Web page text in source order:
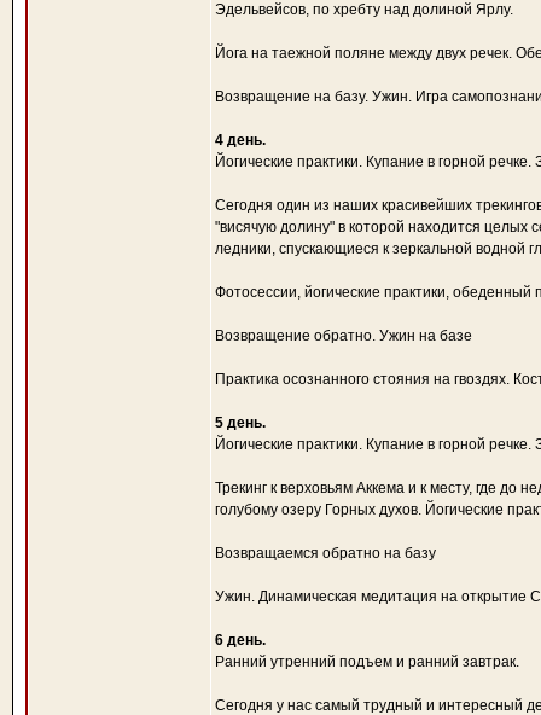
Эдельвейсов, по хребту над долиной Ярлу.
Йога на таежной поляне между двух речек.
Возвращение на базу. Ужин. Игра
4 день.
Йогические практики. Купание в горной речке.
Сегодня один из наших красивейших
"висячую долину" в которой находится целых
ледники, спускающиеся к зеркальной водной
Фотосессии, йогические практики, обеденный
Возвращение обратно. Ужин на базе
Практика осознанного стояния на гвоздях.
5 день.
Йогические практики. Купание в горной речке.
Трекинг к верховьям Аккема и к месту, где до
голубому озеру Горных духов. Йогические
Возвращаемся обратно на базу
Ужин. Динамическая медитация на открытие
6 день.
Ранний утренний подъем и ранний завтрак.
Сегодня у нас самый трудный и интересный